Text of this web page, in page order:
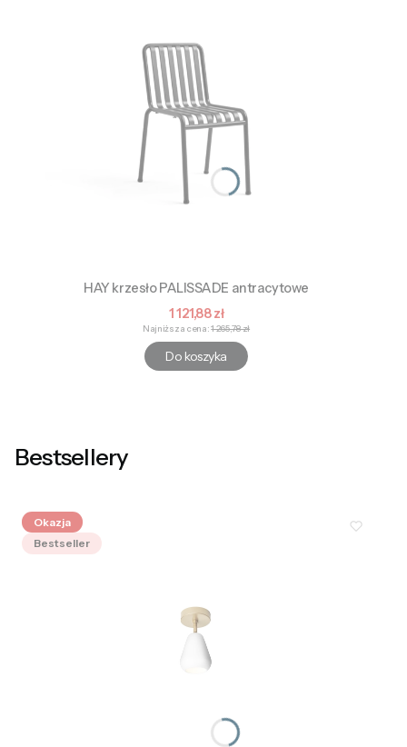
HAY krzesło PALISSADE antracytowe
Cena promocyjna
1 121,88 zł
Najniższa cena: 1 265,78 zł
Do koszyka
Bestsellery
Okazja
Bestseller